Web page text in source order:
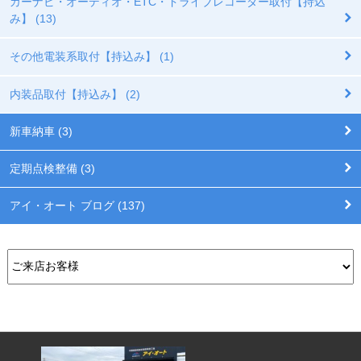
み】 (13)
その他電装系取付【持込み】 (1)
内装品取付【持込み】 (2)
新車納車 (3)
定期点検整備 (3)
アイ・オート ブログ (137)